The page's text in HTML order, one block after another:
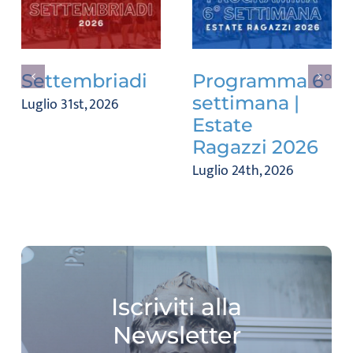
Settembriadi
Luglio 31st, 2026
Programma 6°
settimana |
Estate
Ragazzi 2026
Luglio 24th, 2026
Iscriviti alla
Newsletter